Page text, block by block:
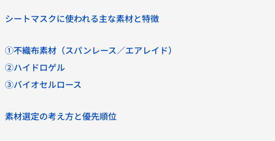
シートマスクに使われる主な素材と特徴
①不織布素材（スパンレース／エアレイド）
②ハイドロゲル
③バイオセルロース
素材選定の考え方と優先順位